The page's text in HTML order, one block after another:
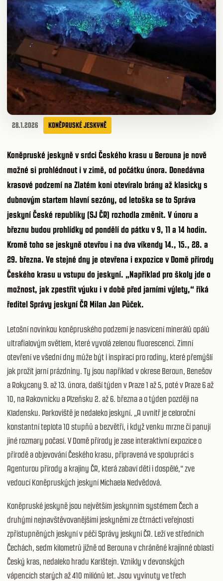
28.1.2026 KONĚPRUSKÉ JESKYNĚ
Koněpruské jeskyně v srdci Českého krasu u Berouna je nově
možné si prohlédnout i v zimě, od počátku února. Donedávna
krasové podzemí na Zlatém koni otevíralo brány až klasicky s
dubnovým startem hlavní sezóny, od letoška se to Správa
jeskyní České republiky (SJ ČR) rozhodla změnit. V únoru a
březnu budou prohlídky od pondělí do pátku v 9, 11 a 14 hodin.
Kromě toho se jeskyně otevřou i na dva víkendy 14., 15., 28. a
29. března. Ve stejné dny je otevřena i expozice v Domě přírody
Českého krasu u vstupu do jeskyní. „Například pro školy jde o
možnost, jak zpestřit výuku i v době před jarními výlety,“ říká
ředitel Správy jeskyní ČR Milan Jan Půček.
Letošní novinkou koněpruského podzemí je nasvícení minerálů opálů
ultrafialovým světlem, které vyvolá zelenou fluorescenci. Zimní
otevření ve všední dny může být i inspirací pro rodiny, které přemýšlí
jak prožít jarní prázdniny. Ty jsou například v okrese Beroun, Benešov
a Rokycany 9. až 13. února, další týden v Praze 1 až 5, poté v Praze 6 až
10, na Rakovnicku a Plzeňsku 2. až 6. března a o týden později na
Kladensku. Parkoviště je nedaleko jeskyní. „A uvnitř je celoroční
konstantní teplota 10 stupňů a bezvětří, i když venku mrzne či panují
jiné rozmary počasí. V Domě přírody je zase interaktivní expozice o
přírodě a objevování Českého krasu, připravená ve spolupráci s
Agenturou přírody a krajiny ČR, která zabaví děti i dospělé,“ zve
vedoucí Koněpruských jeskyní Michaela Nedvědová.
Koněpruské jeskyně jsou největším jeskynním systémem Čech a
druhými nejnavštěvovanějšími jeskyněmi ze čtrnácti veřejnosti
zpřístupněných jeskyní v péči Správy jeskyní ČR. Leží ve středních
Čechách, sedm kilometrů jižně od Berouna v chráněné krajinné oblasti
Český kras, nedaleko hradu Karlštejn. Vznikly v devonských
vápencích starých až 410 miliónů let. Jsou vyvinuty ve třech